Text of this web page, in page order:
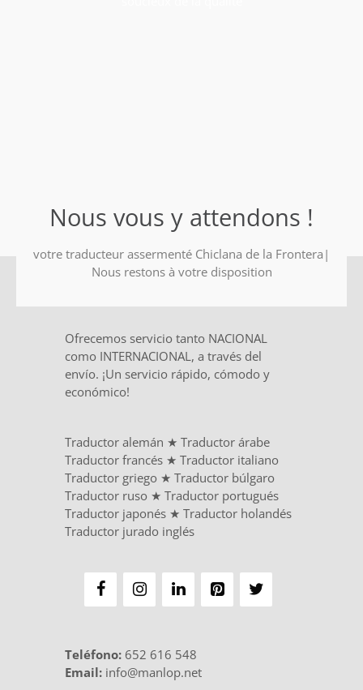
Nous vous y attendons !
votre traducteur assermenté Chiclana de la Frontera|
Nous restons à votre disposition
Ofrecemos servicio tanto NACIONAL
como INTERNACIONAL, a través del
envío. ¡Un servicio rápido, cómodo y
económico!
Traductor alemán ★ Traductor árabe
Traductor francés ★ Traductor italiano
Traductor griego ★ Traductor búlgaro
Traductor ruso ★ Traductor portugués
Traductor japonés ★ Traductor holandés
Traductor jurado inglés
Teléfono: 652 616 548
Email: info@manlop.net